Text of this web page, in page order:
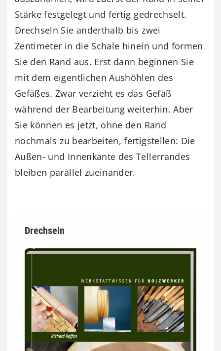
Stärke festgelegt und fertig gedrechselt.
Drechseln Sie anderthalb bis zwei
Zentimeter in die Schale hinein und formen
Sie den Rand aus. Erst dann beginnen Sie
mit dem eigentlichen Aushöhlen des
Gefäßes. Zwar verzieht es das Gefäß
während der Bearbeitung weiterhin. Aber
Sie können es jetzt, ohne den Rand
nochmals zu bearbeiten, fertigstellen: Die
Außen- und Innenkante des Tellerrandes
bleiben parallel zueinander.
Drechseln